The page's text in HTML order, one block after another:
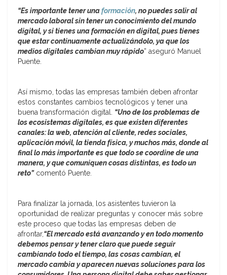
“Es importante tener unaformación, no puedes salir al
mercado laboral sin tener un conocimiento del mundo
digital, y si tienes una formación en digital, pues tienes
que estar continuamente actualizándolo, ya que los
medios digitales cambian muyrápido” aseguró Manuel
Puente.
Así mismo, todas las empresas también deben afrontar
estos constantes cambios tecnológicos y tener una
buena transformación digital. “Uno de los problemas de
los ecosistemas digitales, es que existen diferentes
canales: la web, atención al cliente, redes sociales,
aplicación móvil, la tienda física, y muchos más, donde al
final lo más importante es que todo se coordine de una
manera, y que comuniquen cosas distintas, es todo un
reto”comentó Puente.
Para finalizar la jornada, los asistentes tuvieron la
oportunidad de realizar preguntas y conocer más sobre
este proceso que todas las empresas deben de
afrontar,“El mercado está avanzando y en todo momento
debemos pensar y tener claro que puede seguir
cambiando todo el tiempo, las cosas cambian, el
mercado cambia y aparecen nuevas soluciones para los